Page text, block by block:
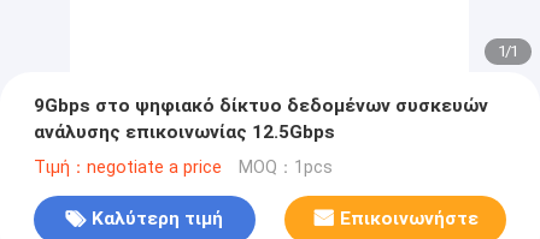
1/1
9Gbps στο ψηφιακό δίκτυο δεδομένων συσκευών
ανάλυσης επικοινωνίας 12.5Gbps
Τιμή：negotiate a price MOQ：1pcs
Καλύτερη τιμή Επικοινωνήστε